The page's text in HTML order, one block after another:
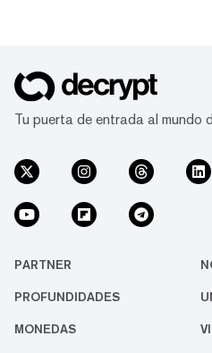
Tu puerta de entrada al mundo
PARTNER
PROFUNDIDADES
MONEDAS